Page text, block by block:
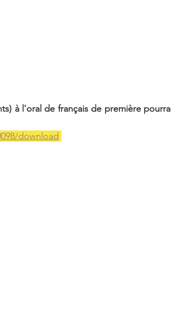
à l'oral de français de première pourra
download